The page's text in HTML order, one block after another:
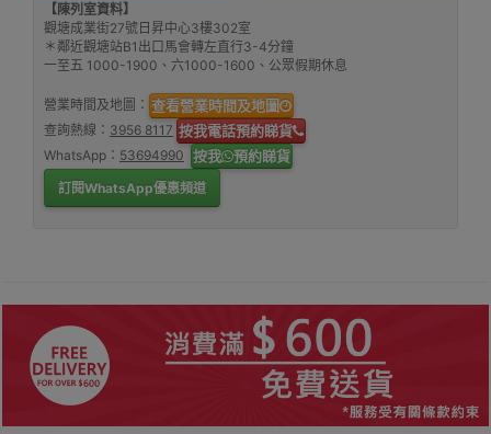
【陳列室資料】
觀塘成業街27號日昇中心3樓302室
＊鄰近觀塘站B1出口馬會轉左直行3-4分鐘
一至五 1000-1900、六1000-1600、公眾假期休息
營業時間及地圖： 查看營業時間及地圖
查詢熱線： 3956 8117 按我電話預約睇貨
WhatsApp： 53694990 按我 預約睇貨
訂閱WhatsApp優惠頻道